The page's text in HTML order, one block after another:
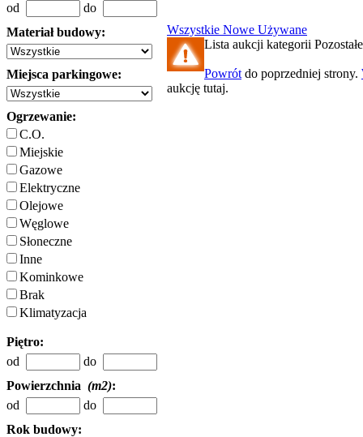
od
do
Materiał budowy:
Miejsca parkingowe:
Ogrzewanie:
C.O.
Miejskie
Gazowe
Elektryczne
Olejowe
Węglowe
Słoneczne
Inne
Kominkowe
Brak
Klimatyzacja
Piętro:
od
do
Powierzchnia (m2):
od
do
Rok budowy:
Wszystkie Nowe Używane
Lista aukcji kategorii
Powrót do poprzedniej strony.
aukcję tutaj.